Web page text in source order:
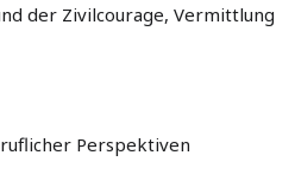
der Zivilcourage, Vermittlung
Perspektiven